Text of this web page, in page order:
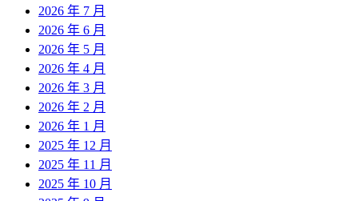
2026 年 7 月
2026 年 6 月
2026 年 5 月
2026 年 4 月
2026 年 3 月
2026 年 2 月
2026 年 1 月
2025 年 12 月
2025 年 11 月
2025 年 10 月